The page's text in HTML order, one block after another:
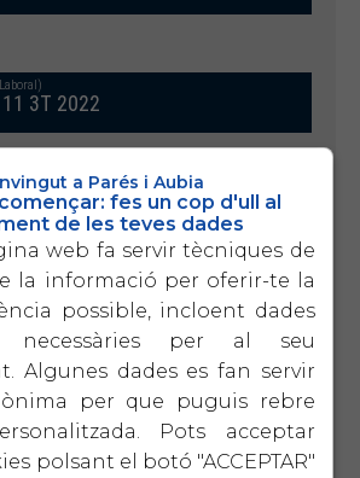
3T 2022
TREBALLADORES AL SERVEI
MILLORA DE CONDICIONS
I DE LA SEGURETAT SOCIAL
DEL REGIM ESPECIAL DE
AUTÒNOMS
a Parés i Aubia
fes un cop d'ull al
de les teves dades
web fa servir tècniques de
la informació per oferir-te la
possible, incloent dades
necessàries per al seu
Algunes dades es fan servir
per que puguis rebre
Pots acceptar
polsant el botó "ACCEPTAR"